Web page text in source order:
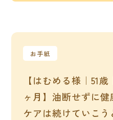
お手紙
【はむめる様｜51
ヶ月】油断せずに
ケアは続けていこう